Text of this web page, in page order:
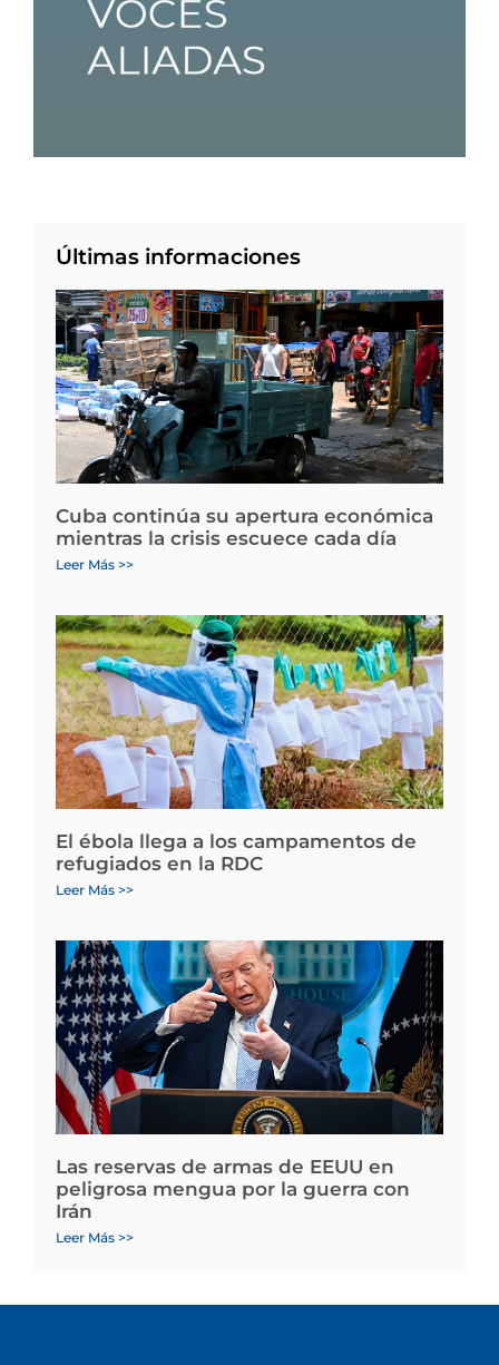
Últimas informaciones
Cuba continúa su apertura económica
mientras la crisis escuece cada día
Leer Más >>
El ébola llega a los campamentos de
refugiados en la RDC
Leer Más >>
Las reservas de armas de EEUU en
peligrosa mengua por la guerra con
Irán
Leer Más >>